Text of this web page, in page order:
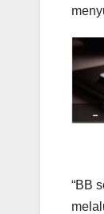
“BB